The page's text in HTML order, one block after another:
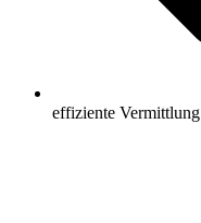
effiziente Vermittlung